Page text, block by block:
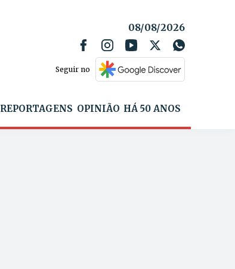
08/08/2026
Seguir no
REPORTAGENS OPINIÃO HÁ 50 ANOS